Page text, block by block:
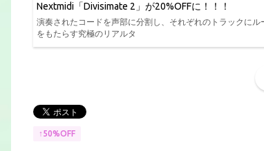
Nextmidi「Divisimate 2」が20%OFFに！！！
演奏されたコードを声部に分割し、それぞれのトラックに
をもたらす究極のリアルタ
↑50%OFF